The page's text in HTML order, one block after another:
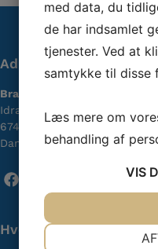
Adresse
Bramming Idrætsforening
Idræts Alle 10
6740 Bramming
Danmark
Følg med på Facebook
Hvorfor vælge os
med data, du
de har indsamlet
tjenester. Ved at
samtykke til disse
Læs mere om
behandling af
VIS